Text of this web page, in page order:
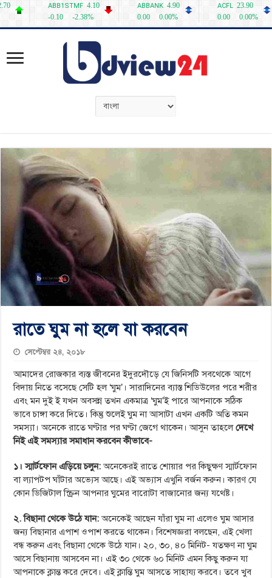
রাতে ঘুম না হলে যা করবেন
সেপ্টেম্বর ২৪, ২০১৮
আমাদের রোজকার ব্যস্ত জীবনের ইদুরদৌড়ে যে জিনিসটি সবথেকে আগে
বিদায় নিতে বসেছে সেটি হল ‘ঘুম’। সারাদিনের ব্যাস্ত শিডিউলের পরে শরীর
এবং মন দুই ই যখন অবসন্ন তখন একমাত্র ‘ঘুম’ই পারে আপনাকে সঠিক
ভাবে চাঙ্গা করে দিতে। কিন্তু শুলেই ঘুম না আসাটা এখন একটি অতি কমন
সমস্যা। অনেকে রাতে ঘণ্টার পর ঘণ্টা জেগে থাকেন। আসুন তাহলেদেখে
নিই এই সমস্যার সমাধান করবেন কীভাবে-
১। স্মার্টফোন এড়িয়ে চলুন:অনেকেরই রাতে শোয়ার পর কিছুক্ষণ স্মার্টফোন
বা ল্যাপটপ ঘাঁটার অভ্যেস আছে। এই অভ্যাস এখুনি বর্জন করুন। কারণ যে
কোন ডিজিটাল স্ক্রিন আপনার ঘুমের বারোটা বাজানোর জন্য যথেষ্ট।
২. বিছানা থেকে উঠে যান:অনেকেই আছেন যাঁরা ঘুম না এলেও ঘুম আসার
জন্য বিছানার এপাশ ওপাশ করতে থাকেন। বিশেষজ্ঞরা বলছেন, এই খেলা
বন্ধ করুন এবং বিছানা থেকে উঠে যান। ২০, ৩০, ৪০ মিনিট- যতক্ষণ না ঘুম
আসে বিছানায় আসবেন না। এই ৩০ থেকে ৬০ মিনিট এমন কিছু করুন যা
আপনাকে ক্লান্ত করে দেবে। এই ক্লান্তি ঘুম আসতে সাহায্য করবে। তবে খুব